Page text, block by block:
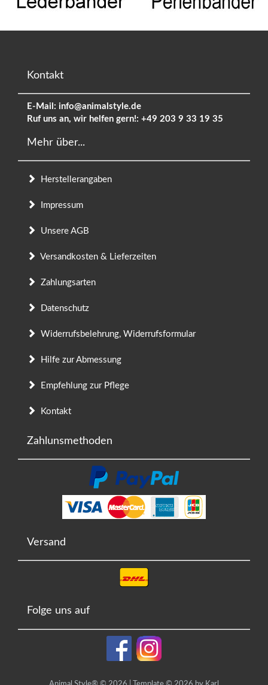
Kontakt
E-Mail: info@animalstyle.de
Ruf uns an, wir helfen gern!: +49 203 9 33 19 35
Mehr über...
Herstellerangaben
Impressum
Unsere AGB
Versandkosten & Lieferzeiten
Zahlungsarten
Datenschutz
Widerrufsbelehrung, Widerrufsformular
Hilfe zur Abmessung
Empfehlung zur Pflege
Kontakt
Zahlunsmethoden
Versand
Folge uns auf